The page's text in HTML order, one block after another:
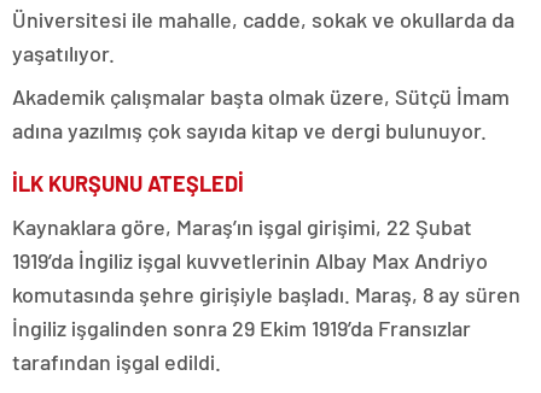
Üniversitesi ile mahalle, cadde, sokak ve okullarda da
yaşatılıyor.
Akademik çalışmalar başta olmak üzere, Sütçü İmam
adına yazılmış çok sayıda kitap ve dergi bulunuyor.
İLK KURŞUNU ATEŞLEDİ
Kaynaklara göre, Maraş’ın işgal girişimi, 22 Şubat
1919’da İngiliz işgal kuvvetlerinin Albay Max Andriyo
komutasında şehre girişiyle başladı. Maraş, 8 ay süren
İngiliz işgalinden sonra 29 Ekim 1919’da Fransızlar
tarafından işgal edildi.